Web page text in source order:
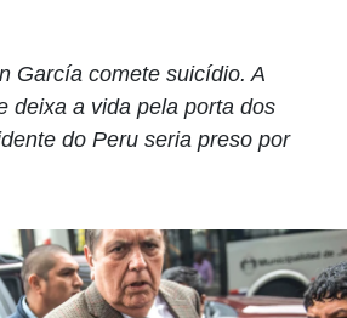
García comete suicídio. A
deixa a vida pela porta dos
do Peru seria preso por